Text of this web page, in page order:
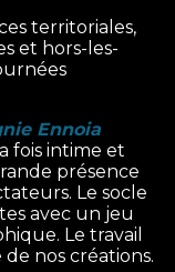
territoriales,
et hors-les-
Ennoia
fois intime et
présence
Le socle
avec un jeu
Le travail
de nos créations.